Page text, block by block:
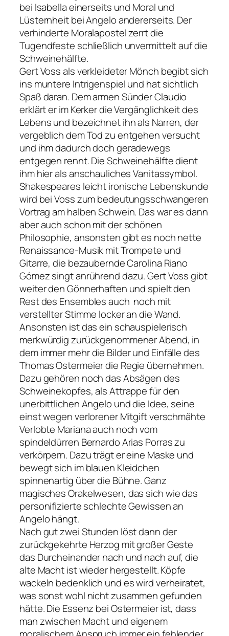
bei Isabella einerseits und Moral und
Lüsternheit bei Angelo andererseits. Der
verhinderte Moralapostel zerrt die
Tugendfeste schließlich unvermittelt auf die
Schweinehälfte.
Gert Voss als verkleideter Mönch begibt sich
ins muntere Intrigenspiel und hat sichtlich
Spaß daran. Dem armen Sünder Claudio
erklärt er im Kerker die Vergänglichkeit des
Lebens und bezeichnet ihn als Narren, der
vergeblich dem Tod zu entgehen versucht
und ihm dadurch doch geradewegs
entgegen rennt. Die Schweinehälfte dient
ihm hier als anschauliches Vanitassymbol.
Shakespeares leicht ironische Lebenskunde
wird bei Voss zum bedeutungsschwangeren
Vortrag am halben Schwein. Das war es dann
aber auch schon mit der schönen
Philosophie, ansonsten gibt es noch nette
Renaissance-Musik mit Trompete und
Gitarre, die bezaubernde Carolina Riano
Gómez singt anrührend dazu. Gert Voss gibt
weiter den Gönnerhaften und spielt den
Rest des Ensembles auch noch mit
verstellter Stimme locker an die Wand.
Ansonsten ist das ein schauspielerisch
merkwürdig zurückgenommener Abend, in
dem immer mehr die Bilder und Einfälle des
Thomas Ostermeier die Regie übernehmen.
Dazu gehören noch das Absägen des
Schweinekopfes, als Attrappe für den
unerbittlichen Angelo und die Idee, seine
einst wegen verlorener Mitgift verschmähte
Verlobte Mariana auch noch vom
spindeldürren Bernardo Arias Porras zu
verkörpern. Dazu trägt er eine Maske und
bewegt sich im blauen Kleidchen
spinnenartig über die Bühne. Ganz
magisches Orakelwesen, das sich wie das
personifizierte schlechte Gewissen an
Angelo hängt.
Nach gut zwei Stunden löst dann der
zurückgekehrte Herzog mit großer Geste
das Durcheinander nach und nach auf, die
alte Macht ist wieder hergestellt. Köpfe
wackeln bedenklich und es wird verheiratet,
was sonst wohl nicht zusammen gefunden
hätte. Die Essenz bei Ostermeier ist, dass
man zwischen Macht und eigenem